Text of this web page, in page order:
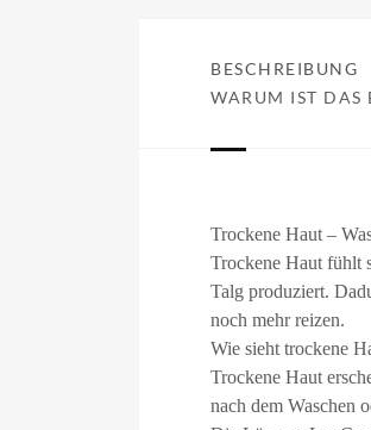
BESCHREIBUNG
WARUM IST DAS
Trockene Haut –
Trockene Haut fühlt
Talg produziert.
noch mehr reizen.
Wie sieht trockene
Trockene Haut
nach dem Waschen